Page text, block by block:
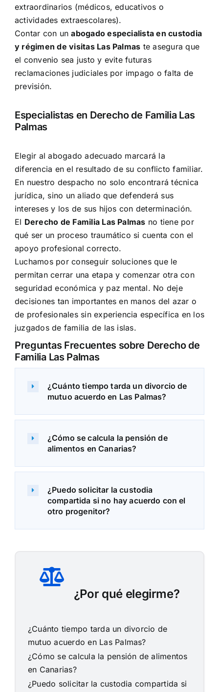
extraordinarios (médicos, educativos o
actividades extraescolares).
Contar con unabogado especialista en custodia
y régimen de visitas Las Palmas te asegura que
el convenio sea justo y evite futuras
reclamaciones judiciales por impago o falta de
previsión.
Especialistas en Derecho de Familia Las
Palmas
Elegir al abogado adecuado marcará la
diferencia en el resultado de su conflicto familiar.
En nuestro despacho no solo encontrará técnica
jurídica, sino un aliado que defenderá sus
intereses y los de sus hijos con determinación.
El Derecho de Familia Las Palmas no tiene por
qué ser un proceso traumático si cuenta con el
apoyo profesional correcto.
Luchamos por conseguir soluciones que le
permitan cerrar una etapa y comenzar otra con
seguridad económica y paz mental. No deje
decisiones tan importantes en manos del azar o
de profesionales sin experiencia específica en los
juzgados de familia de las islas.
Preguntas Frecuentes sobre Derecho de
Familia Las Palmas
¿Cuánto tiempo tarda un divorcio de
mutuo acuerdo en Las Palmas?
¿Cómo se calcula la pensión de
alimentos en Canarias?
¿Puedo solicitar la custodia
compartida si no hay acuerdo con el
otro progenitor?
¿Por qué elegirme?
¿Cuánto tiempo tarda un divorcio de
mutuo acuerdo en Las Palmas?
¿Cómo se calcula la pensión de alimentos
en Canarias?
¿Puedo solicitar la custodia compartida si